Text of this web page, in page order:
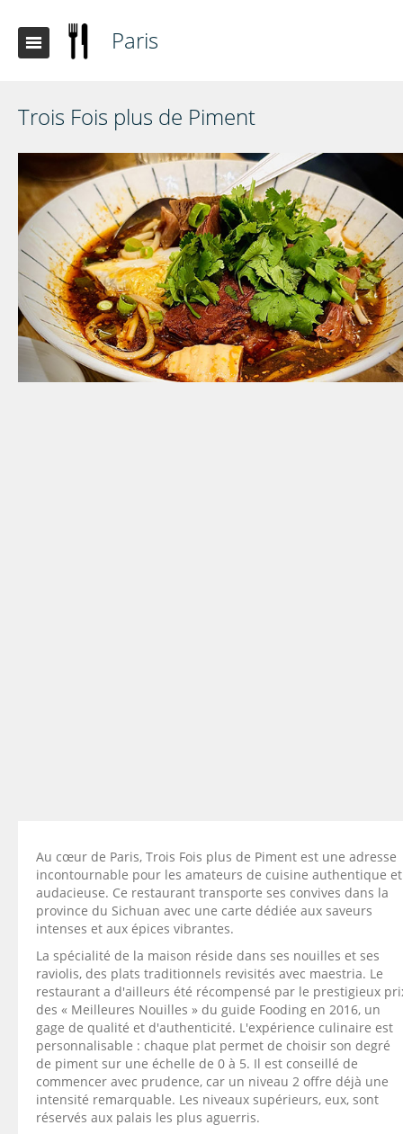
Paris
Trois Fois plus de Piment
Au cœur de Paris, Trois Fois plus de Piment est une adresse
incontournable pour les amateurs de cuisine authentique et
audacieuse. Ce restaurant transporte ses convives dans la
province du Sichuan avec une carte dédiée aux saveurs
intenses et aux épices vibrantes.
La spécialité de la maison réside dans ses nouilles et ses
raviolis, des plats traditionnels revisités avec maestria. Le
restaurant a d'ailleurs été récompensé par le prestigieux
des « Meilleures Nouilles » du guide Fooding en 2016, un
gage de qualité et d'authenticité. L'expérience culinaire est
personnalisable : chaque plat permet de choisir son degré
de piment sur une échelle de 0 à 5. Il est conseillé de
commencer avec prudence, car un niveau 2 offre déjà une
intensité remarquable. Les niveaux supérieurs, eux, sont
réservés aux palais les plus aguerris.